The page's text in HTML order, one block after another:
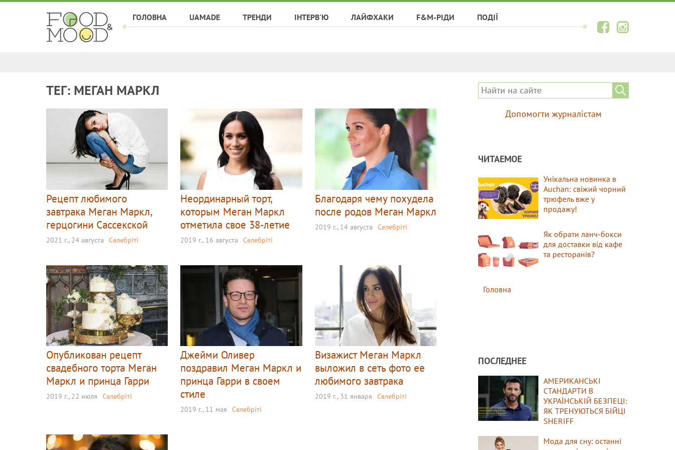
ГОЛОВНА UAMADE ТРЕНДИ ІНТЕРВ'Ю ЛАЙФХАКИ F&M-РІДИ ПОДІЇ
ТЕГ: МЕГАН МАРКЛ
Рецепт любимого
завтрака Меган Маркл,
герцогини Сассекской
2021 г., 24 августа Селебріті
Неординарный торт,
которым Меган Маркл
отметила свое 38-летие
2019 г., 16 августа Селебріті
Благодаря чему похудела
после родов Меган Маркл
2019 г., 14 августа Селебріті
Опубликован рецепт
свадебного торта Меган
Маркл и принца Гарри
2019 г., 22 июля Селебріті
Джейми Оливер
поздравил Меган Маркл и
принца Гарри в своем
стиле
2019 г., 11 мая Селебріті
Визажист Меган Маркл
выложил в сеть фото ее
любимого завтрака
2019 г., 31 января Селебріті
Допомогти журналістам
ЧИТАЕМОЕ
Унікальна новинка в
Auchan: свіжий чорний
трюфель вже у
продажу!
Як обрати ланч-бокси
для доставки від кафе
та ресторанів?
Головна
ПОСЛЕДНЕЕ
АМЕРИКАНСЬКІ
СТАНДАРТИ В
УКРАЇНСЬКІЙ БЕЗПЕЦІ:
ЯК ТРЕНУЮТЬСЯ БІЙЦІ
SHERIFF
Мода для сну: останні